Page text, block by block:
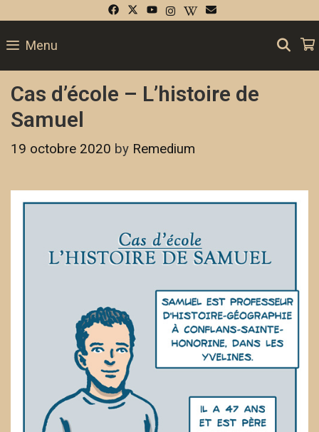
Menu
Cas d’école – L’histoire de
Samuel
19 octobre 2020 by Remedium